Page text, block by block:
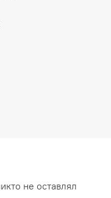
не оставлял